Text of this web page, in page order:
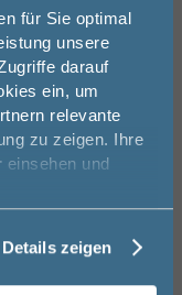
für Sie optimal
unsere
darauf
ein, um
relevante
zu zeigen. Ihre
einsehen und
Details zeigen
auch
16
unserem
Sie